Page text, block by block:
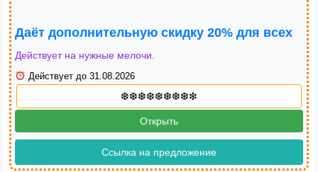
Даёт дополнительную скидку 20% для всех
Действует на нужные мелочи.
Действует до 31.08.2026
Открыть
Ссылка на предложение